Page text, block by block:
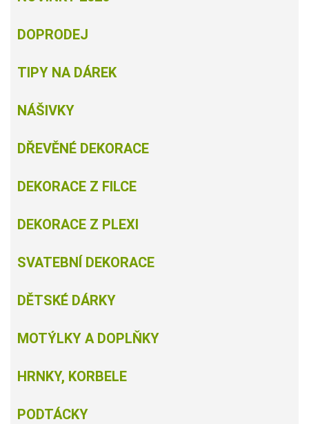
DOPRODEJ
TIPY NA DÁREK
NÁŠIVKY
DŘEVĚNÉ DEKORACE
DEKORACE Z FILCE
DEKORACE Z PLEXI
SVATEBNÍ DEKORACE
DĚTSKÉ DÁRKY
MOTÝLKY A DOPLŇKY
HRNKY, KORBELE
PODTÁCKY